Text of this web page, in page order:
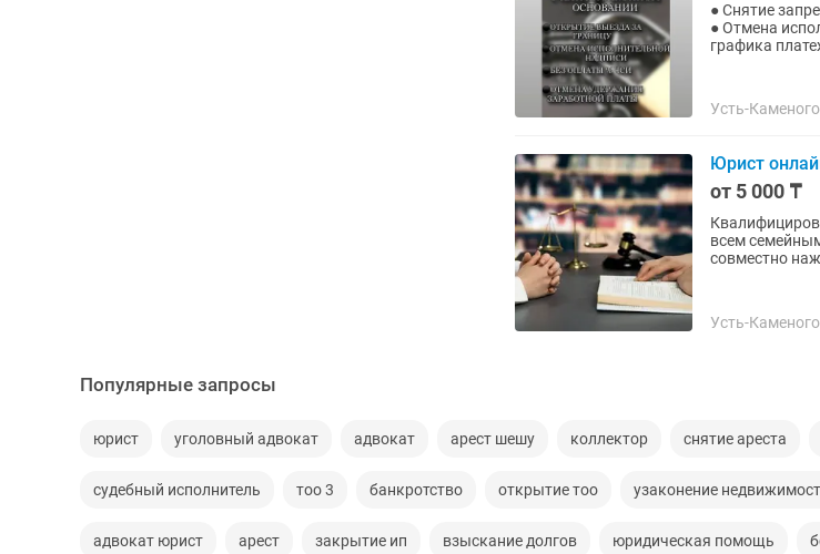
● Снятие
● Отмена
графика
Усть-
Юрист
от 5 000 ₸
всем
совместно
Усть-
Популярные запросы
юрист уголовный адвокат адвокат арест шешу коллектор снятие ареста
судебный исполнитель тоо 3 банкротство открытие тоо узаконение
адвокат юрист арест закрытие ип взыскание долгов юридическая помощь